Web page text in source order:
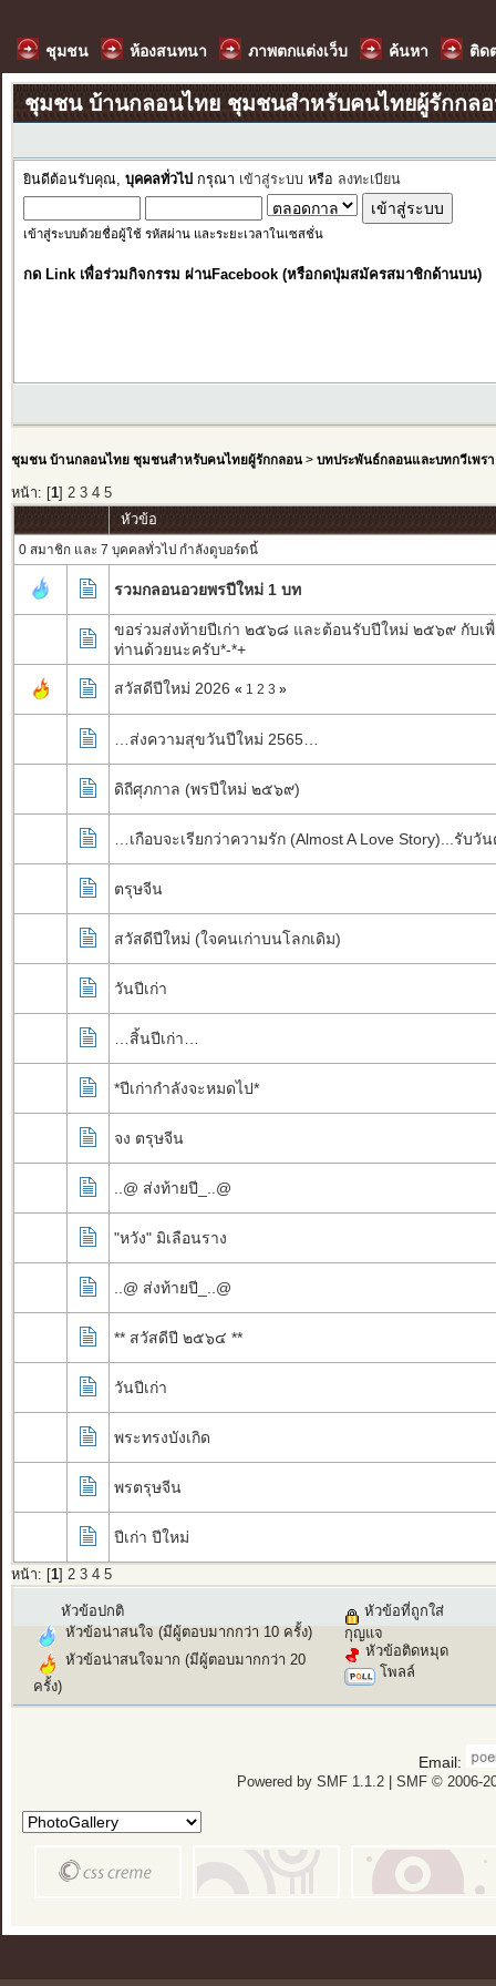
ชุมชน ห้องสนทนา ภาพตกแต่งเว็บ ค้นหา ติด
ชุมชน บ้านกลอนไทย ชุมชนสำหรับคนไทยผู้รักกล
ยินดีต้อนรับคุณ, บุคคลทั่วไป กรุณา เข้าสู่ระบบ หรือ ลงทะเบียน
เข้าสู่ระบบด้วยชื่อผู้ใช้ รหัสผ่าน และระยะเวลาในเซสชั่น
กด Link เพื่อร่วมกิจกรรม ผ่านFacebook (หรือกดปุ่มสมัครสมาชิกด้านบน)
ชุมชน บ้านกลอนไทย ชุมชนสำหรับคนไทยผู้รักกลอน> บทประพันธ์กลอนและบทกวีเพรา
หน้า: [ 1] 2 3 4 5
หัวข้อ
0 สมาชิก และ 7 บุคคลทั่วไป กำลังดูบอร์ดนี้
รวมกลอนอวยพรปีใหม่ 1 บท
ขอร่วมส่งท้ายปีเก่า ๒๕๖๘ และต้อนรับปีใหม่ ๒๕๖๙ กับเ
ท่านด้วยนะครับ*-*+
สวัสดีปีใหม่ 2026 « 1 2 3 »
…ส่งความสุขวันปีใหม่ 2565…
ดิถีศุภกาล (พรปีใหม่ ๒๕๖๙)
…เกือบจะเรียกว่าความรัก (Almost A Love Story)...รับวั
ตรุษจีน
สวัสดีปีใหม่ (ใจคนเก่าบนโลกเดิม)
วันปีเก่า
…สิ้นปีเก่า…
*ปีเก่ากำลังจะหมดไป*
จง ตรุษจีน
..@ ส่งท้ายปี_..@
"หวัง" มิเลือนราง
..@ ส่งท้ายปี_..@
** สวัสดีปี ๒๕๖๔ **
วันปีเก่า
พระทรงบังเกิด
พรตรุษจีน
ปีเก่า ปีใหม่
หน้า: [ 1] 2 3 4 5
หัวข้อปกติ
หัวข้อน่าสนใจ (มีผู้ตอบมากกว่า 10 ครั้ง)
หัวข้อน่าสนใจมาก (มีผู้ตอบมากกว่า 20
ครั้ง)
หัวข้อที่ถูกใส่
กุญแจ
หัวข้อติดหมุด
โพลล์
Email:
Powered by SMF 1.1.2| SMF © 2006-